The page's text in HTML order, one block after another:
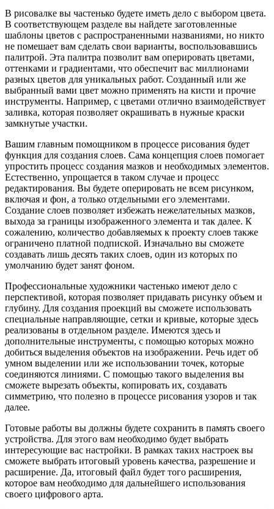
В рисовалке вы частенько будете иметь дело с выбором цвета.
В соответствующем разделе вы найдете заготовленные
шаблоны цветов с распространенными названиями, но никто
не помешает вам сделать свои варианты, воспользовавшись
палитрой. Эта палитра позволит вам оперировать цветами,
оттенками и градиентами, что обеспечит вас миллионами
разных цветов для уникальных работ. Созданный или же
выбранный вами цвет можно применять на кисти и прочие
инструменты. Например, с цветами отлично взаимодействует
заливка, которая позволяет окрашивать в нужные краски
замкнутые участки.
Вашим главным помощником в процессе рисования будет
функция для создания слоев. Сама концепция слоев помогает
упростить процесс создания мазков и необходимых элементов.
Естественно, упрощается в таком случае и процесс
редактирования. Вы будете оперировать не всем рисунком,
включая и фон, а только отдельными его элементами.
Создание слоев позволяет избежать нежелательных мазков,
выхода за границы изображенного элемента и так далее. К
сожалению, количество добавляемых к проекту слоев также
ограничено платной подпиской. Изначально вы сможете
создавать лишь десять таких слоев, один из которых по
умолчанию будет занят фоном.
Профессиональные художники частенько имеют дело с
перспективой, которая позволяет придавать рисунку объем и
глубину. Для создания проекций вы сможете использовать
специальные направляющие, сетки и кривые, которые здесь
реализованы в отдельном разделе. Имеются здесь и
дополнительные инструменты, с помощью которых можно
добиться выделения объектов на изображении. Речь идет об
умном выделении или же использовании точек, которые
соединяются линиями. С помощью такого выделения вы
сможете вырезать объекты, копировать их, создавать
симметрию, что полезно в процессе рисования узоров и так
далее.
Готовые работы вы должны будете сохранить в память своего
устройства. Для этого вам необходимо будет выбрать
интересующие вас настройки. В рамках таких настроек вы
сможете выбрать итоговый уровень качества, разрешение и
расширение. Да, итоговый файл будет того расширения,
которое вам необходимо для дальнейшего использования
своего цифрового арта.